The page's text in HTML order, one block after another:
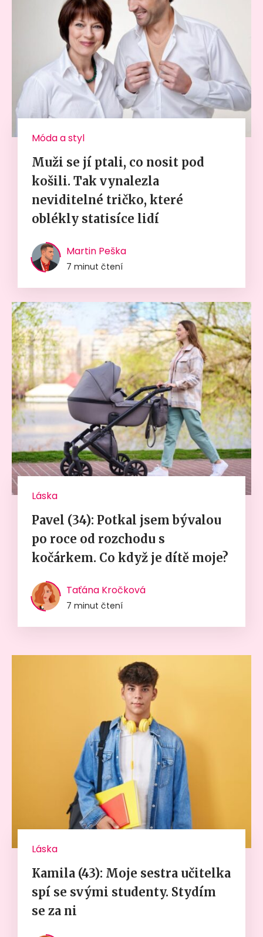
Móda a styl
Muži se jí ptali, co nosit pod
košili. Tak vynalezla
neviditelné tričko, které
oblékly statisíce lidí
Martin Peška
7 minut čtení
Láska
Pavel (34): Potkal jsem bývalou
po roce od rozchodu s
kočárkem. Co když je dítě moje?
Taťána Kročková
7 minut čtení
Láska
Kamila (43): Moje sestra učitelka
spí se svými studenty. Stydím
se za ni